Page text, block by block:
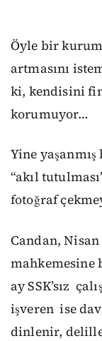
Öyle bir kurum
artmasını
ki, kendisini
korumuyor…
Yine
“akıl
fotoğraf
Candan, Nisan
mahkemesine
ay SSK’sız
işveren ise
dinlenir,